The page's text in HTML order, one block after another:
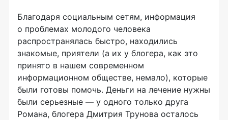
Благодаря социальным сетям, информация
о проблемах молодого человека
распространялась быстро, находились
знакомые, приятели (а их у блогера, как это
принято в нашем современном
информационном обществе, немало), которые
были готовы помочь. Деньги на лечение нужны
были серьезные — у одного только друга
Романа, блогера Дмитрия Трунова осталось